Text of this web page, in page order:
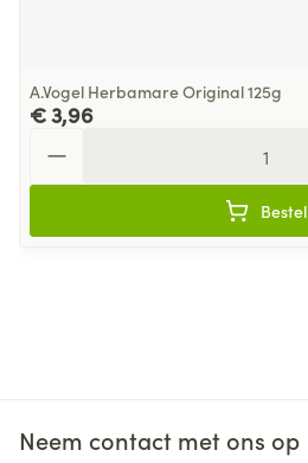
A.Vogel Herbamare Original 125g
€ 3,96
Bestel
Neem contact met ons op